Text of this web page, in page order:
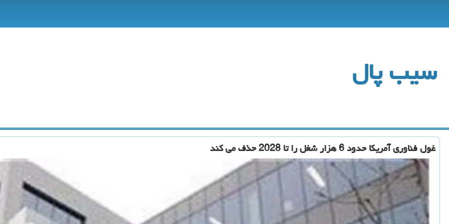
سیب پال
غول فناوری آمریکا حدود 6 هزار شغل را تا 2028 حذف می کند